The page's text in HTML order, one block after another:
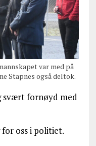
var med på
Stapnes også deltok.
svært fornøyd med
for oss i politiet.